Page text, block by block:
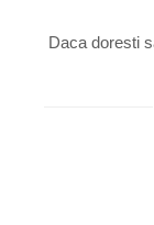
Daca doresti